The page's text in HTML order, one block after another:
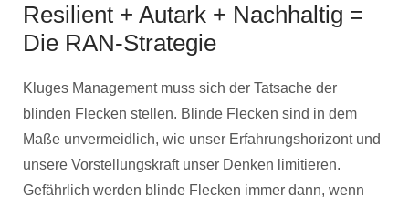
Resilient + Autark + Nachhaltig =
Die RAN-Strategie
Kluges Management muss sich der Tatsache der
blinden Flecken stellen. Blinde Flecken sind in dem
Maße unvermeidlich, wie unser Erfahrungshorizont und
unsere Vorstellungskraft unser Denken limitieren.
Gefährlich werden blinde Flecken immer dann, wenn